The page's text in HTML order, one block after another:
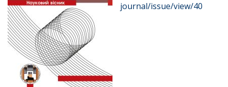
journal/issue/view/40